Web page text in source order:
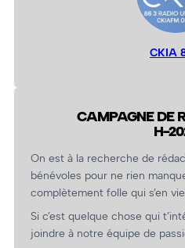
CKIA
CAMPAGNE DE
H-
On est à la recherche de
bénévoles pour ne rien
complètement folle qui s’en
Si c’est quelque chose qui
joindre à notre équipe de